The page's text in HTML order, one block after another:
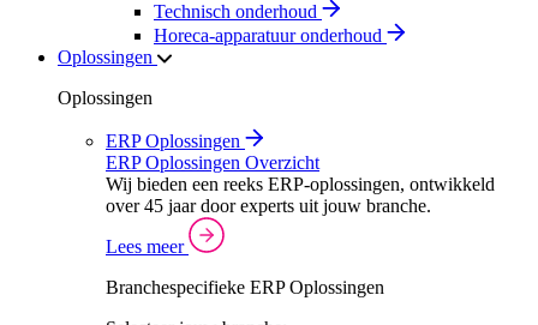
Technisch onderhoud
Horeca-apparatuur onderhoud
Oplossingen
Oplossingen
ERP Oplossingen
ERP Oplossingen Overzicht
Wij bieden een reeks ERP-oplossingen, ontwikkeld
over 45 jaar door experts uit jouw branche.
Lees meer
Branchespecifieke ERP Oplossingen